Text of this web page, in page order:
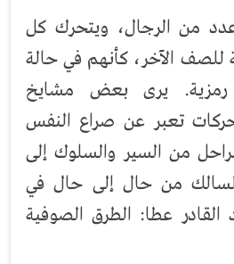
من الرجال، ويتحرك كل
الآخر، كأنهم في حالة
يرى بعض مشايخ
تعبر عن صراع النفس
من السير والسلوك إلى
من حال إلى حال في
القادر عطا: الطرق الصوفية